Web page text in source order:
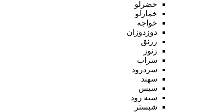
خضرلو
خمارلو
خواجه
دوزدوزان
زرنق
زنوز
سراب
سردرود
سهند
سیس
سیه رود
شبستر